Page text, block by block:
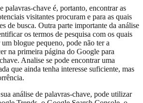
palavras-chave é, portanto, encontrar as
visitantes procuram e para as quais
de busca. Outra parte importante da análise
os termos de pesquisa com os quais
blogue pequeno, pode não ter a
na primeira página do Google para
Analise se pode encontrar uma
que ainda tenha interesse suficiente, mas
análise de palavras-chave, pode utilizar